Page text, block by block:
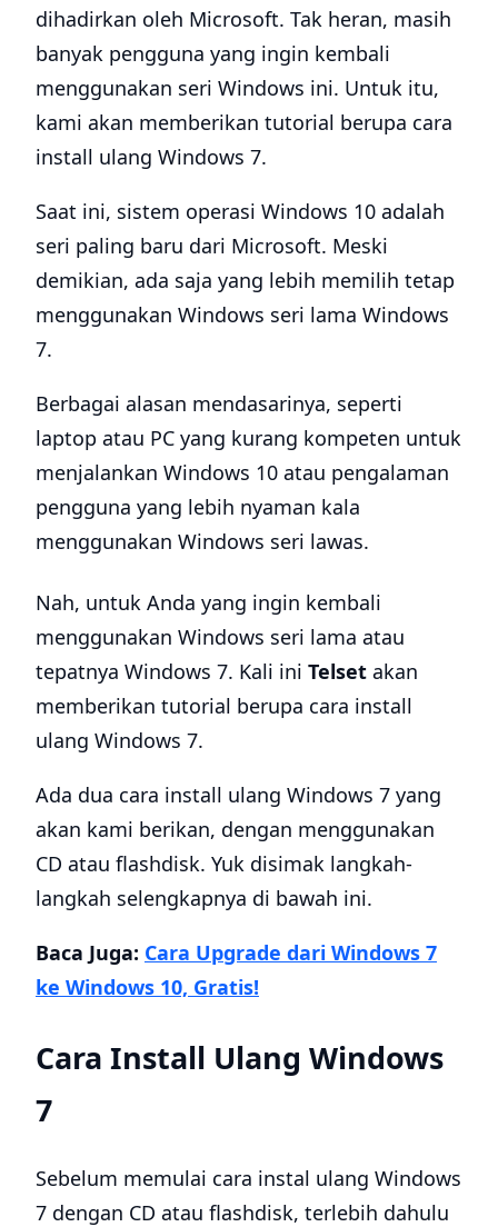
dihadirkan oleh Microsoft. Tak heran, masih
banyak pengguna yang ingin kembali
menggunakan seri Windows ini. Untuk itu,
kami akan memberikan tutorial berupa cara
install ulang Windows 7.
Saat ini, sistem operasi Windows 10 adalah
seri paling baru dari Microsoft. Meski
demikian, ada saja yang lebih memilih tetap
menggunakan Windows seri lama Windows
7.
Berbagai alasan mendasarinya, seperti
laptop atau PC yang kurang kompeten untuk
menjalankan Windows 10 atau pengalaman
pengguna yang lebih nyaman kala
menggunakan Windows seri lawas.
Nah, untuk Anda yang ingin kembali
menggunakan Windows seri lama atau
tepatnya Windows 7. Kali ini Telset akan
memberikan tutorial berupa cara install
ulang Windows 7.
Ada dua cara install ulang Windows 7 yang
akan kami berikan, dengan menggunakan
CD atau flashdisk. Yuk disimak langkah-
langkah selengkapnya di bawah ini.
Baca Juga: Cara Upgrade dari Windows 7
ke Windows 10, Gratis!
Cara Install Ulang Windows
7
Sebelum memulai cara instal ulang Windows
7 dengan CD atau flashdisk, terlebih dahulu